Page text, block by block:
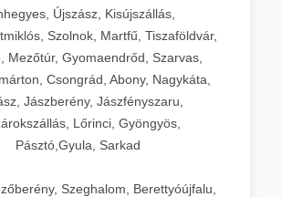
Újszász, Kisújszállás,
Szolnok, Martfű, Tiszaföldvár,
Mezőtúr, Gyomaendrőd, Szarvas,
Csongrád, Abony, Nagykáta,
Jászberény, Jászfényszaru,
Lőrinci, Gyöngyös,
Pásztó,Gyula, Sarkad
Szeghalom, Berettyóújfalu,